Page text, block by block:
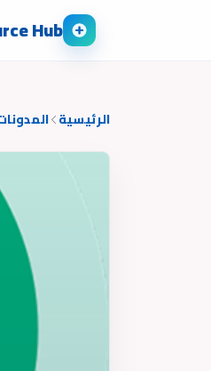
Hub
الرئيسية